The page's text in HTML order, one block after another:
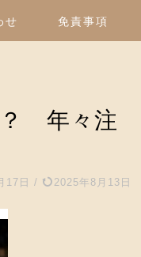
せ 免責事項
？ 年々注
17日 / 2025年8月13日